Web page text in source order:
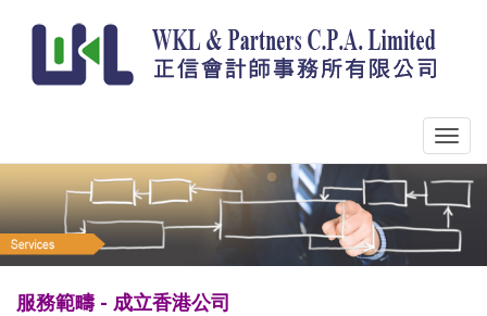
服務範疇 - 成立香港公司